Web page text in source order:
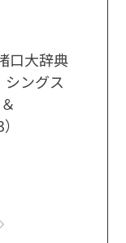
口大辞典
ングス